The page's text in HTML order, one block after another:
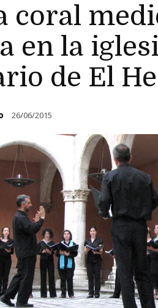
coral
en la
de El
26/06/2015